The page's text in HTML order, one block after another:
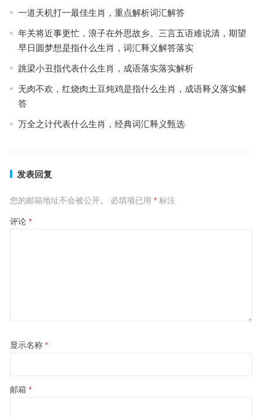
一道天机打一最佳生肖，重点解析词汇解答
年关将近事更忙，浪子在外思故乡。三言五语难说清，期望
早日圆梦想是指什么生肖，词汇释义解答落实
跳梁小丑指代表什么生肖，成语落实落实解析
无肉不欢，红烧肉土豆炖鸡是指什么生肖，成语释义落实解
答
万全之计代表什么生肖，经典词汇释义甄选
发表回复
您的邮箱地址不会被公开。 必填项已用 *标注
评论 *
显示名称 *
邮箱 *